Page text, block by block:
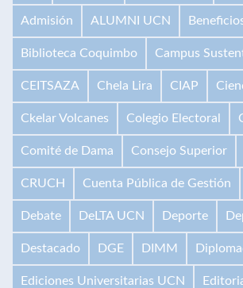
Admisión ALUMNI UCN
Biblioteca Coquimbo Campus
CEITSAZA Chela Lira CIAP
Ckelar Volcanes Colegio Electoral
Comité de Dama Consejo Superior
CRUCH Cuenta Pública de Gestión
Debate DeLTA UCN Deporte
Destacado DGE DIMM
Ediciones Universitarias UCN